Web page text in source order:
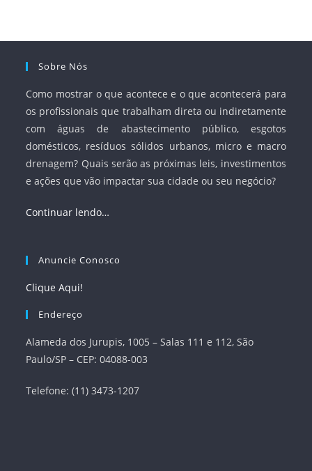
Sobre Nós
Como mostrar o que acontece e o que acontecerá para
os profissionais que trabalham direta ou indiretamente
com águas de abastecimento público, esgotos
domésticos, resíduos sólidos urbanos, micro e macro
drenagem? Quais serão as próximas leis, investimentos
e ações que vão impactar sua cidade ou seu negócio?
Continuar lendo…
Anuncie Conosco
Clique Aqui!
Endereço
Alameda dos Jurupis, 1005 – Salas 111 e 112, São
Paulo/SP – CEP: 04088-003
Telefone: (11) 3473-1207